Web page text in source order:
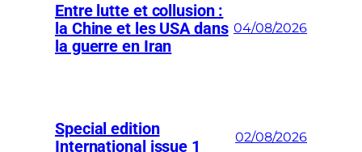
Entre lutte et collusion :
la Chine et les USA dans
la guerre en Iran
04/08/2026
Special edition
International issue 1
02/08/2026